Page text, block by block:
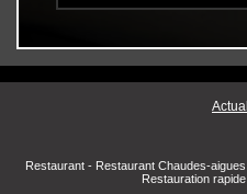
Menu
Restaurant - Restaurant Chaudes-aigues
Restauration rapide